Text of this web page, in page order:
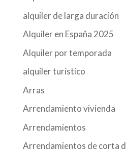
alquiler de larga duración
Alquiler en España 2025
Alquiler por temporada
alquiler turístico
Arras
Arrendamiento vivienda
Arrendamientos
Arrendamientos de corta